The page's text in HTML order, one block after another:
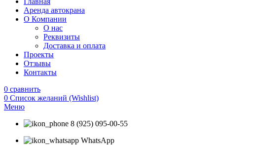
Аренда автокрана
О Компании
О нас
Реквизиты
Доставка и оплата
Проекты
Отзывы
Контакты
0 сравнить
0 Список желаний (Wishlist)
Меню
8 (925) 095-00-55
WhatsApp